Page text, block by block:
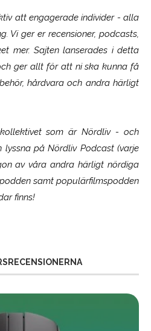
att engagerade individer - alla
Vi ger er recensioner, podcasts,
mer. Sajten lanserades i detta
ger allt för att ni ska kunna få
hårdvara och andra härligt
som ärNördliv- och
på Nördliv Podcast (varje
av våra andra härligt nördiga
samt populärfilmspodden
finns!